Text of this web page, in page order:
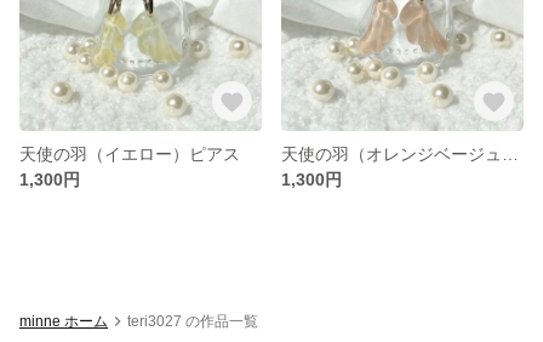
天使の羽（イエロー）ピアス
1,300円
1,300円
minne ホーム teri3027 の作品一覧